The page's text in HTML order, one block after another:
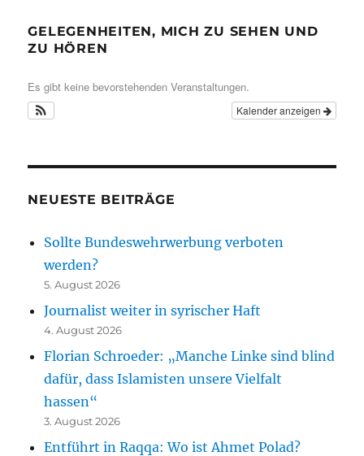
GELEGENHEITEN, MICH ZU SEHEN UND
ZU HÖREN
Es gibt keine bevorstehenden Veranstaltungen.
Kalender anzeigen
NEUESTE BEITRÄGE
Sollte Bundeswehrwerbung verboten
werden?
5. August 2026
Journalist weiter in syrischer Haft
4. August 2026
Florian Schroeder: „Manche Linke sind blind
dafür, dass Islamisten unsere Vielfalt
hassen“
3. August 2026
Entführt in Raqqa: Wo ist Ahmet Polad?